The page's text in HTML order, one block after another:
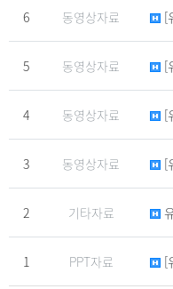
6 동영상자료 [
5 동영상자료 [
4 동영상자료 [
3 동영상자료 [
2 기타자료
1 PPT자료 [